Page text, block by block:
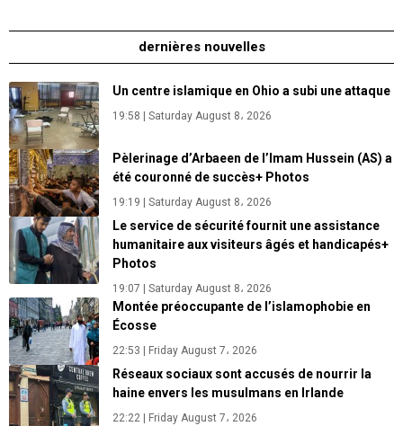
dernières nouvelles
Un centre islamique en Ohio a subi une attaque
19:58 | Saturday August 8، 2026
Pèlerinage d’Arbaeen de l’Imam Hussein (AS) a
été couronné de succès+ Photos
19:19 | Saturday August 8، 2026
Le service de sécurité fournit une assistance
humanitaire aux visiteurs âgés et handicapés+
Photos
19:07 | Saturday August 8، 2026
Montée préoccupante de l’islamophobie en
Écosse
22:53 | Friday August 7، 2026
Réseaux sociaux sont accusés de nourrir la
haine envers les musulmans en Irlande
22:22 | Friday August 7، 2026